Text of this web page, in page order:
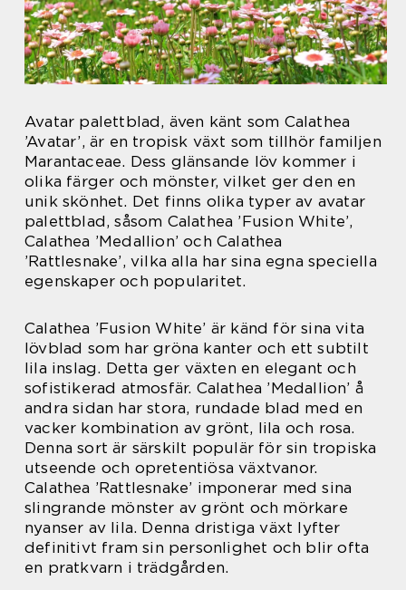
Avatar palettblad, även känt som Calathea
’Avatar’, är en tropisk växt som tillhör familjen
Marantaceae. Dess glänsande löv kommer i
olika färger och mönster, vilket ger den en
unik skönhet. Det finns olika typer av avatar
palettblad, såsom Calathea ’Fusion White’,
Calathea ’Medallion’ och Calathea
’Rattlesnake’, vilka alla har sina egna speciella
egenskaper och popularitet.
Calathea ’Fusion White’ är känd för sina vita
lövblad som har gröna kanter och ett subtilt
lila inslag. Detta ger växten en elegant och
sofistikerad atmosfär. Calathea ’Medallion’ å
andra sidan har stora, rundade blad med en
vacker kombination av grönt, lila och rosa.
Denna sort är särskilt populär för sin tropiska
utseende och opretentiösa växtvanor.
Calathea ’Rattlesnake’ imponerar med sina
slingrande mönster av grönt och mörkare
nyanser av lila. Denna dristiga växt lyfter
definitivt fram sin personlighet och blir ofta
en pratkvarn i trädgården.